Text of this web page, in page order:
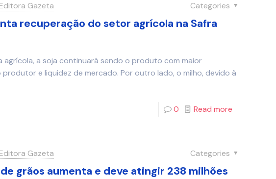
Gazeta Categories
recuperação do setor agrícola na Safra
agrícola, a soja continuará sendo o produto com maior
e liquidez de mercado. Por outro lado, o milho, devido à
0 Read more
Gazeta Categories
grãos aumenta e deve atingir 238 milhões